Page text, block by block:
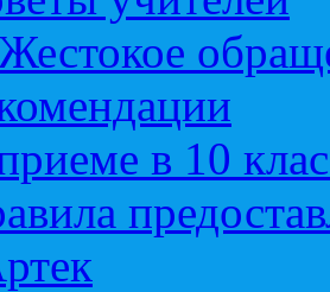
Жестокое
в 10